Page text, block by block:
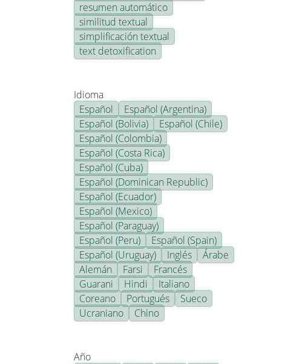
resumen automático
similitud textual
simplificación textual
text detoxification
Idioma
Español
Español (Argentina)
Español (Bolivia)
Español (Chile)
Español (Colombia)
Español (Costa Rica)
Español (Cuba)
Español (Dominican Republic)
Español (Ecuador)
Español (Mexico)
Español (Paraguay)
Español (Peru)
Español (Spain)
Español (Uruguay)
Inglés
Árabe
Alemán
Farsi
Francés
Guarani
Hindi
Italiano
Coreano
Portugués
Sueco
Ucraniano
Chino
Año